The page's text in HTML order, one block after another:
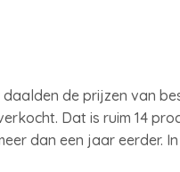
de prijzen van
Dat is ruim 14
dan een jaar eerder.